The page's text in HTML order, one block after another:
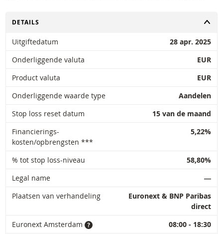
TOGGLE
DETAILS
Uitgiftedatum
28 apr. 2025
Onderliggende valuta
EUR
Product valuta
EUR
Onderliggende waarde type
Aandelen
Stop loss reset datum
15 van de maand
Financierings-
kosten/opbrengsten ***
5,22%
% tot stop loss-niveau
58,80%
Legal name
―
Plaatsen van verhandeling
Euronext & BNP Paribas
direct
Euronext Amsterdam
08:00 - 18:30